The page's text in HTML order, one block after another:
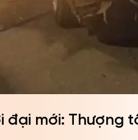
đại mới: Thượng